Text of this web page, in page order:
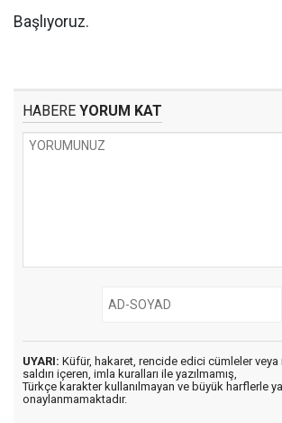
Başlıyoruz.
HABERE YORUM KAT
UYARI: Küfür, hakaret, rencide edici cümleler veya
saldırı içeren, imla kuralları ile yazılmamış,
Türkçe karakter kullanılmayan ve büyük harflerle
onaylanmamaktadır.